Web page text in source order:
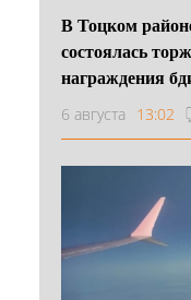
В Тоцком
состоялась
награждения
6 августа 13:02